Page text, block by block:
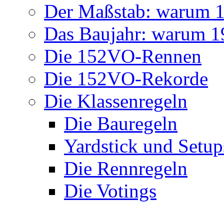
Der Maßstab: warum
Das Baujahr: warum
Die 152VO-Rennen
Die 152VO-Rekorde
Die Klassenregeln
Die Bauregeln
Yardstick und
Die Rennregeln
Die Votings